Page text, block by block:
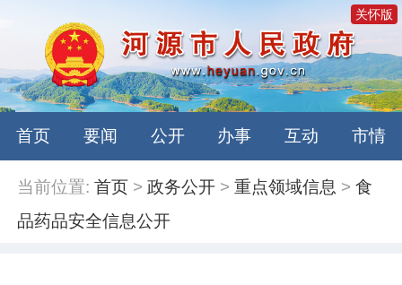
关怀版
首页 要闻 公开 办事 互动 市情
当前位置: 首页 >政务公开 >重点领域信息 >食
品药品安全信息公开